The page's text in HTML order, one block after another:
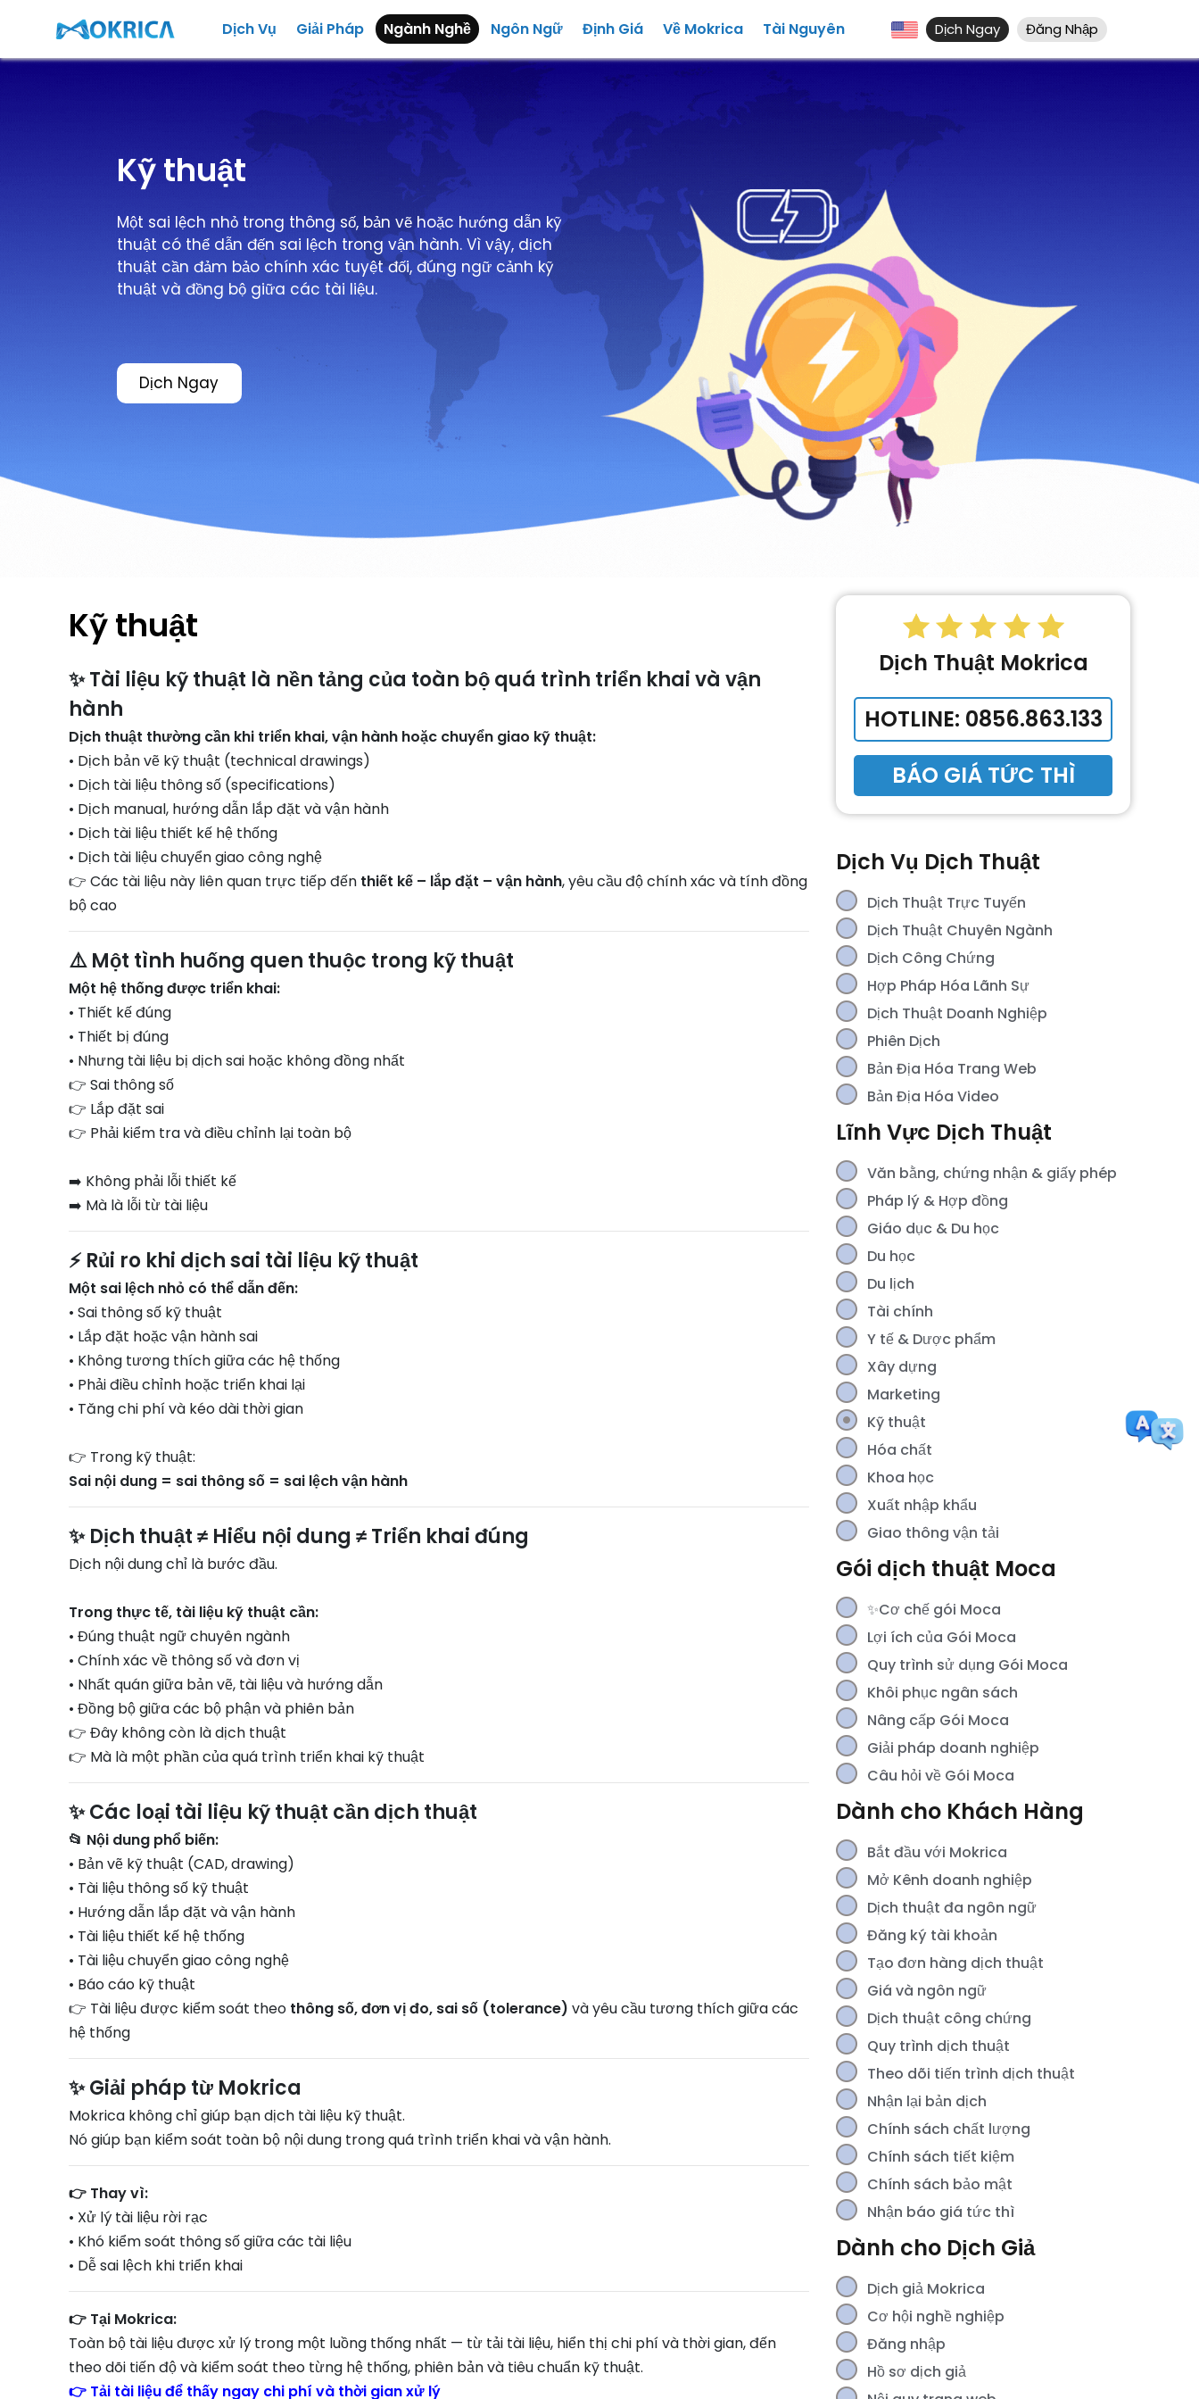
Dịch Vụ Giải Pháp Ngành Nghề Ngôn Ngữ Định Giá Về Mokrica Tài Nguyên Dịch Ngay Đăng Nhập
Kỹ thuật
Một sai lệch nhỏ trong thông số, bản vẽ hoặc hướng dẫn kỹ
thuật có thể dẫn đến sai lệch trong vận hành. Vì vậy, dịch
thuật cần đảm bảo chính xác tuyệt đối, đúng ngữ cảnh kỹ
thuật và đồng bộ giữa các tài liệu.
Dịch Ngay
Kỹ thuật
✨ Tài liệu kỹ thuật là nền tảng của toàn bộ quá trình triển khai và vận
hành
Dịch thuật thường cần khi triển khai, vận hành hoặc chuyển giao kỹ thuật:
• Dịch bản vẽ kỹ thuật (technical drawings)
• Dịch tài liệu thông số (specifications)
• Dịch manual, hướng dẫn lắp đặt và vận hành
• Dịch tài liệu thiết kế hệ thống
• Dịch tài liệu chuyển giao công nghệ
👉 Các tài liệu này liên quan trực tiếp đến thiết kế – lắp đặt – vận hành, yêu cầu độ chính xác và tính đồng
bộ cao
⚠️ Một tình huống quen thuộc trong kỹ thuật
Một hệ thống được triển khai:
• Thiết kế đúng
• Thiết bị đúng
• Nhưng tài liệu bị dịch sai hoặc không đồng nhất
👉 Sai thông số
👉 Lắp đặt sai
👉 Phải kiểm tra và điều chỉnh lại toàn bộ
➡️ Không phải lỗi thiết kế
➡️ Mà là lỗi từ tài liệu
⚡ Rủi ro khi dịch sai tài liệu kỹ thuật
Một sai lệch nhỏ có thể dẫn đến:
• Sai thông số kỹ thuật
• Lắp đặt hoặc vận hành sai
• Không tương thích giữa các hệ thống
• Phải điều chỉnh hoặc triển khai lại
• Tăng chi phí và kéo dài thời gian
👉 Trong kỹ thuật:
Sai nội dung = sai thông số = sai lệch vận hành
✨ Dịch thuật ≠ Hiểu nội dung ≠ Triển khai đúng
Dịch nội dung chỉ là bước đầu.
Trong thực tế, tài liệu kỹ thuật cần:
• Đúng thuật ngữ chuyên ngành
• Chính xác về thông số và đơn vị
• Nhất quán giữa bản vẽ, tài liệu và hướng dẫn
• Đồng bộ giữa các bộ phận và phiên bản
👉 Đây không còn là dịch thuật
👉 Mà là một phần của quá trình triển khai kỹ thuật
✨ Các loại tài liệu kỹ thuật cần dịch thuật
📂 Nội dung phổ biến:
• Bản vẽ kỹ thuật (CAD, drawing)
• Tài liệu thông số kỹ thuật
• Hướng dẫn lắp đặt và vận hành
• Tài liệu thiết kế hệ thống
• Tài liệu chuyển giao công nghệ
• Báo cáo kỹ thuật
👉 Tài liệu được kiểm soát theo thông số, đơn vị đo, sai số (tolerance) và yêu cầu tương thích giữa các
hệ thống
✨ Giải pháp từ Mokrica
Mokrica không chỉ giúp bạn dịch tài liệu kỹ thuật.
Nó giúp bạn kiểm soát toàn bộ nội dung trong quá trình triển khai và vận hành.
👉 Thay vì:
• Xử lý tài liệu rời rạc
• Khó kiểm soát thông số giữa các tài liệu
• Dễ sai lệch khi triển khai
👉 Tại Mokrica:
Toàn bộ tài liệu được xử lý trong một luồng thống nhất — từ tải tài liệu, hiển thị chi phí và thời gian, đến
theo dõi tiến độ và kiểm soát theo từng hệ thống, phiên bản và tiêu chuẩn kỹ thuật.
👉 Tải tài liệu để thấy ngay chi phí và thời gian xử lý
Dịch Thuật Mokrica
HOTLINE: 0856.863.133
BÁO GIÁ TỨC THÌ
Dịch Vụ Dịch Thuật
Dịch Thuật Trực Tuyến
Dịch Thuật Chuyên Ngành
Dịch Công Chứng
Hợp Pháp Hóa Lãnh Sự
Dịch Thuật Doanh Nghiệp
Phiên Dịch
Bản Địa Hóa Trang Web
Bản Địa Hóa Video
Lĩnh Vực Dịch Thuật
Văn bằng, chứng nhận & giấy phép
Pháp lý & Hợp đồng
Giáo dục & Du học
Du học
Du lịch
Tài chính
Y tế & Dược phẩm
Xây dựng
Marketing
Kỹ thuật
Hóa chất
Khoa học
Xuất nhập khẩu
Giao thông vận tải
Gói dịch thuật Moca
✨Cơ chế gói Moca
Lợi ích của Gói Moca
Quy trình sử dụng Gói Moca
Khôi phục ngân sách
Nâng cấp Gói Moca
Giải pháp doanh nghiệp
Câu hỏi về Gói Moca
Dành cho Khách Hàng
Bắt đầu với Mokrica
Mở Kênh doanh nghiệp
Dịch thuật đa ngôn ngữ
Đăng ký tài khoản
Tạo đơn hàng dịch thuật
Giá và ngôn ngữ
Dịch thuật công chứng
Quy trình dịch thuật
Theo dõi tiến trình dịch thuật
Nhận lại bản dịch
Chính sách chất lượng
Chính sách tiết kiệm
Chính sách bảo mật
Nhận báo giá tức thì
Dành cho Dịch Giả
Dịch giả Mokrica
Cơ hội nghề nghiệp
Đăng nhập
Hồ sơ dịch giả